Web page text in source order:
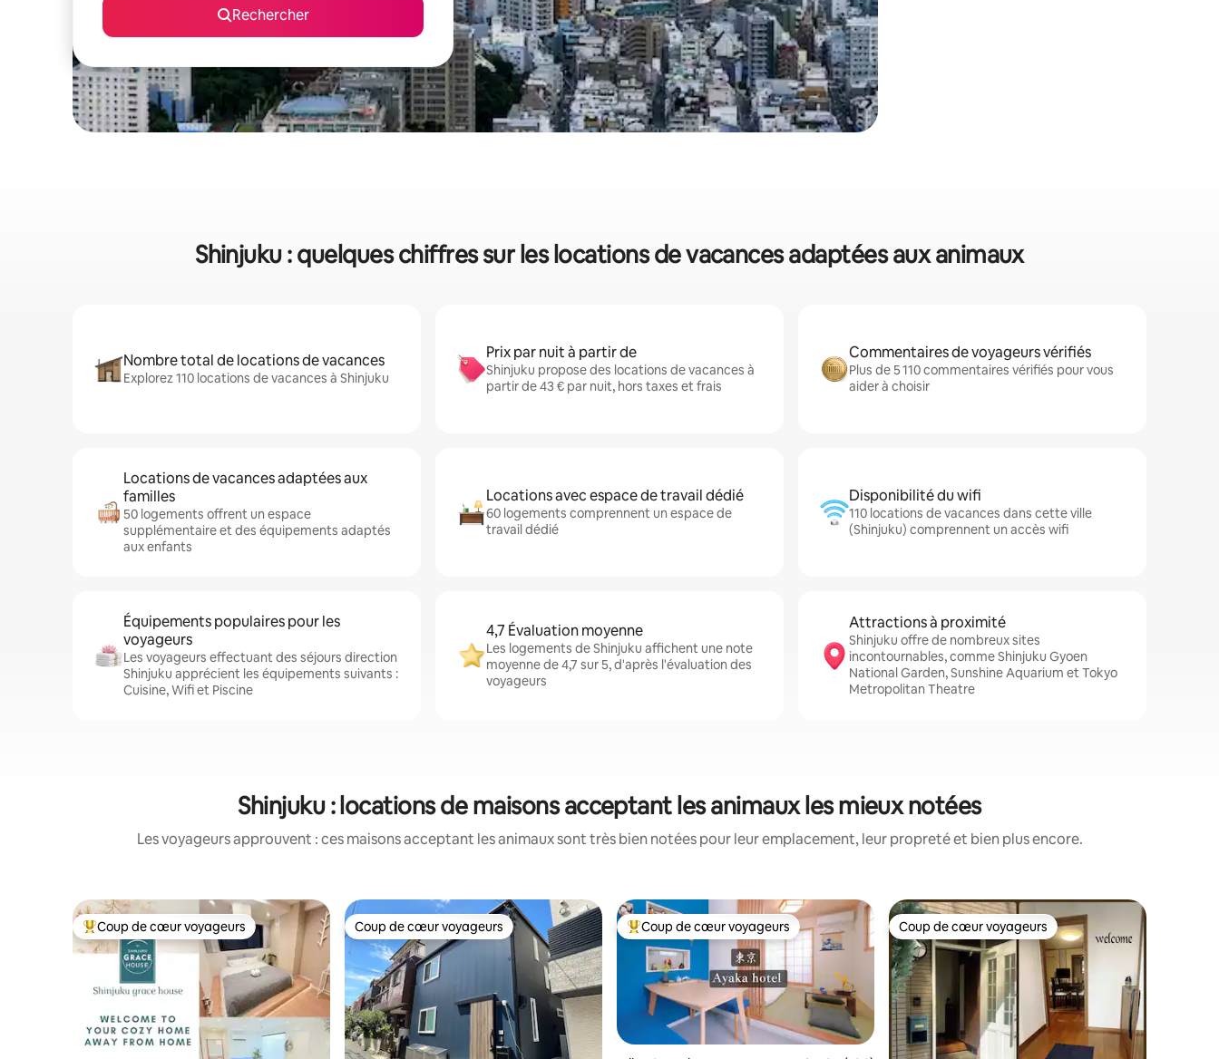
Rechercher
Shinjuku : quelques chiffres sur les locations de vacances adaptées aux animaux
Nombre total de locations de vacances
Explorez 110 locations de vacances à Shinjuku
Prix par nuit à partir de
Shinjuku propose des locations de vacances à
partir de 43 € par nuit, hors taxes et frais
Commentaires de voyageurs vérifiés
Plus de 5 110 commentaires vérifiés pour vous
aider à choisir
Locations de vacances adaptées aux
familles
50 logements offrent un espace
supplémentaire et des équipements adaptés
aux enfants
Locations avec espace de travail dédié
60 logements comprennent un espace de
travail dédié
Disponibilité du wifi
110 locations de vacances dans cette ville
(Shinjuku) comprennent un accès wifi
Équipements populaires pour les
voyageurs
Les voyageurs effectuant des séjours direction
Shinjuku apprécient les équipements suivants :
Cuisine, Wifi et Piscine
4,7 Évaluation moyenne
Les logements de Shinjuku affichent une note
moyenne de 4,7 sur 5, d'après l'évaluation des
voyageurs
Attractions à proximité
Shinjuku offre de nombreux sites
incontournables, comme Shinjuku Gyoen
National Garden, Sunshine Aquarium et Tokyo
Metropolitan Theatre
Shinjuku : locations de maisons acceptant les animaux les mieux notées
Les voyageurs approuvent : ces maisons acceptant les animaux sont très bien notées pour leur emplacement, leur propreté et bien plus encore.
Coups de cœur voyageurs les plus appréciés
Coup de cœur voyageurs Coup de cœur voyageurs
Coup de cœur voyageurs Coups de cœur voyageurs les plus appréciés
Coup de cœur voyageurs Coup de cœur voyageurs
Coup de cœur voyageurs